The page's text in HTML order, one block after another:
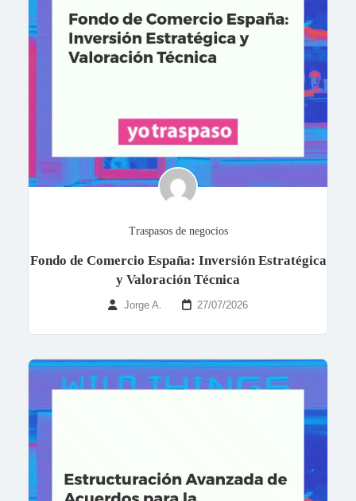
Traspasos de negocios
Fondo de Comercio España: Inversión Estratégica
y Valoración Técnica
Jorge A. 27/07/2026